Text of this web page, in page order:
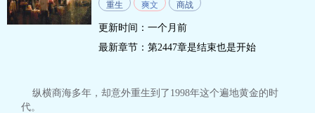
重生
爽文 商战
更新时间：一个月前
最新章节： 第2447章是结束也是开始
纵横商海多年，却意外重生到了1998年这个遍地黄金的时
代。